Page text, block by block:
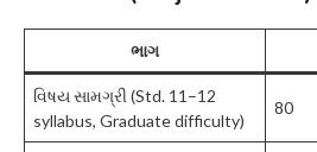
ભાગ
વિષય સામગ્રી (Std. 11–12
syllabus, Graduate difficulty)
80